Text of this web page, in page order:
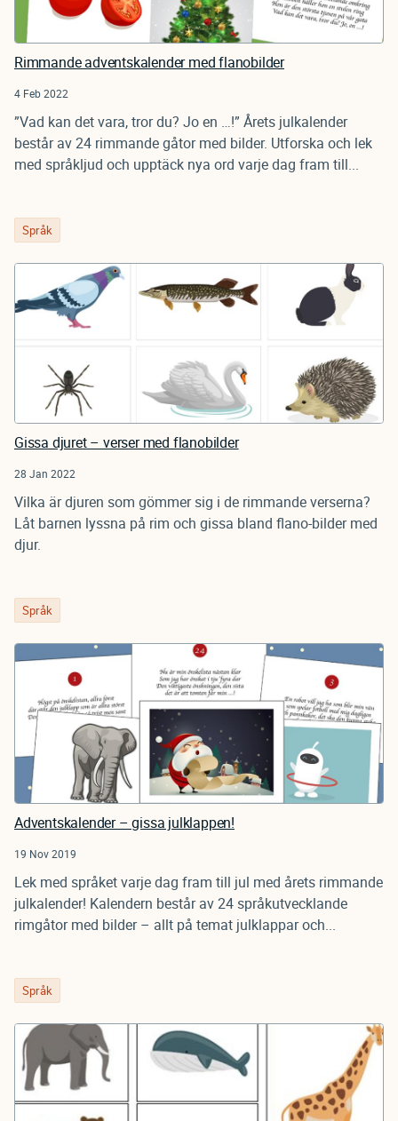
Rimmande adventskalender med flanobilder
4 Feb 2022
”Vad kan det vara, tror du? Jo en …!” Årets julkalender
består av 24 rimmande gåtor med bilder. Utforska och lek
med språkljud och upptäck nya ord varje dag fram till...
Språk
Gissa djuret – verser med flanobilder
28 Jan 2022
Vilka är djuren som gömmer sig i de rimmande verserna?
Låt barnen lyssna på rim och gissa bland flano-bilder med
djur.
Språk
Adventskalender – gissa julklappen!
19 Nov 2019
Lek med språket varje dag fram till jul med årets rimmande
julkalender! Kalendern består av 24 språkutvecklande
rimgåtor med bilder – allt på temat julklappar och...
Språk